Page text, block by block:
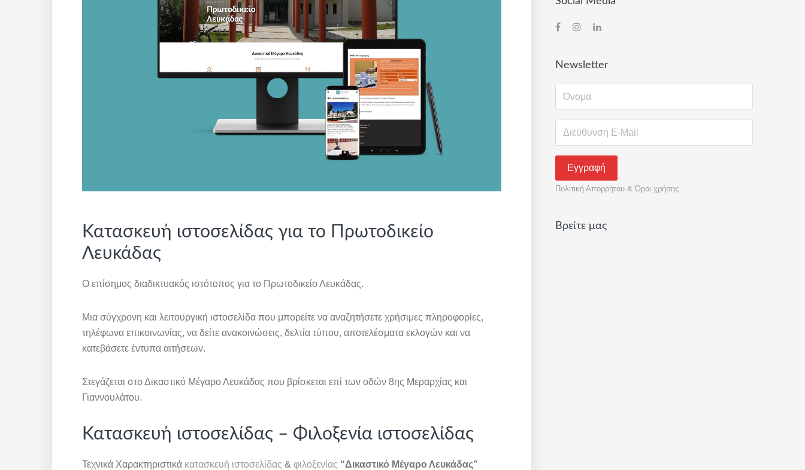
Κατασκευή ιστοσελίδας για το Πρωτοδικείο
Λευκάδας
Ο επίσημος διαδικτυακός ιστότοπος για το Πρωτοδικείο Λευκάδας.
Μια σύγχρονη και λειτουργική ιστοσελίδα που μπορείτε να αναζητήσετε χρήσιμες πληροφορίες,
τηλέφωνα επικοινωνίας, να δείτε ανακοινώσεις, δελτία τύπου, αποτελέσματα εκλογών και να
κατεβάσετε έντυπα αιτήσεων.
Στεγάζεται στο Δικαστικό Μέγαρο Λευκάδας που βρίσκεται επί των οδών 8ης Μεραρχίας και
Γιαννουλάτου.
Κατασκευή ιστοσελίδας – Φιλοξενία ιστοσελίδας
Τεχνικά Χαρακτηριστικά κατασκευή ιστοσελίδας & φιλοξενίας “Δικαστικό Μέγαρο Λευκάδας”
Newsletter
Πολιτική Απορρήτου & Όροι χρήσης
Βρείτε μας